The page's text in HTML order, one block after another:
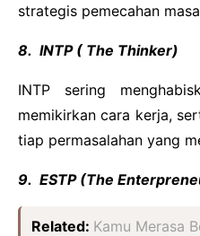
strategis pemecahan
8. INTP ( The Thinker)
INTP sering
memikirkan cara kerja,
tiap permasalahan yang
9. ESTP (The
Related: Kamu Merasa